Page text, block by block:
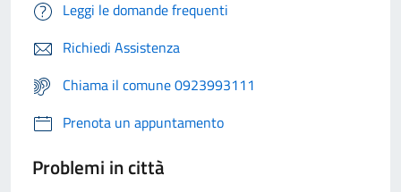
Leggi le domande frequenti
Richiedi Assistenza
Chiama il comune 0923993111
Prenota un appuntamento
Problemi in città